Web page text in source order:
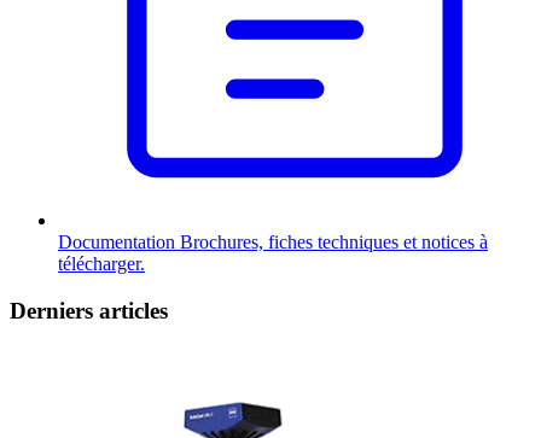
Documentation Brochures, fiches techniques et notices à
télécharger.
Derniers articles